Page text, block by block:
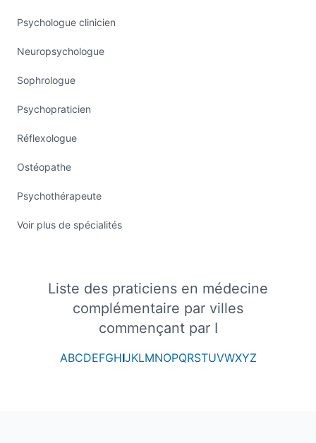
Psychologue clinicien
Neuropsychologue
Sophrologue
Psychopraticien
Réflexologue
Ostéopathe
Psychothérapeute
Voir plus de spécialités
Liste des praticiens en médecine
complémentaire par villes
commençant par I
ABCDEFGHIJKLMNOPQRSTUVWXYZ